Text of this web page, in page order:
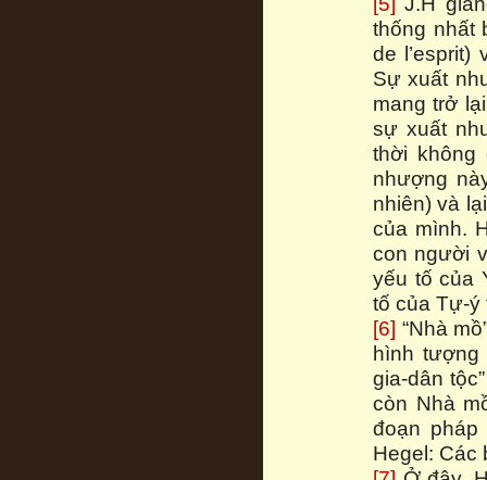
thống nhất
de
Sự xuất
mang trở
sự xuất
thời
nhượng
nhiên) và
của mình.
con người
yếu tố của
tố của Tự-ý
[6] “Nhà
hình tượng
gia-dân
còn Nhà
đoạn pháp
Hegel: Các